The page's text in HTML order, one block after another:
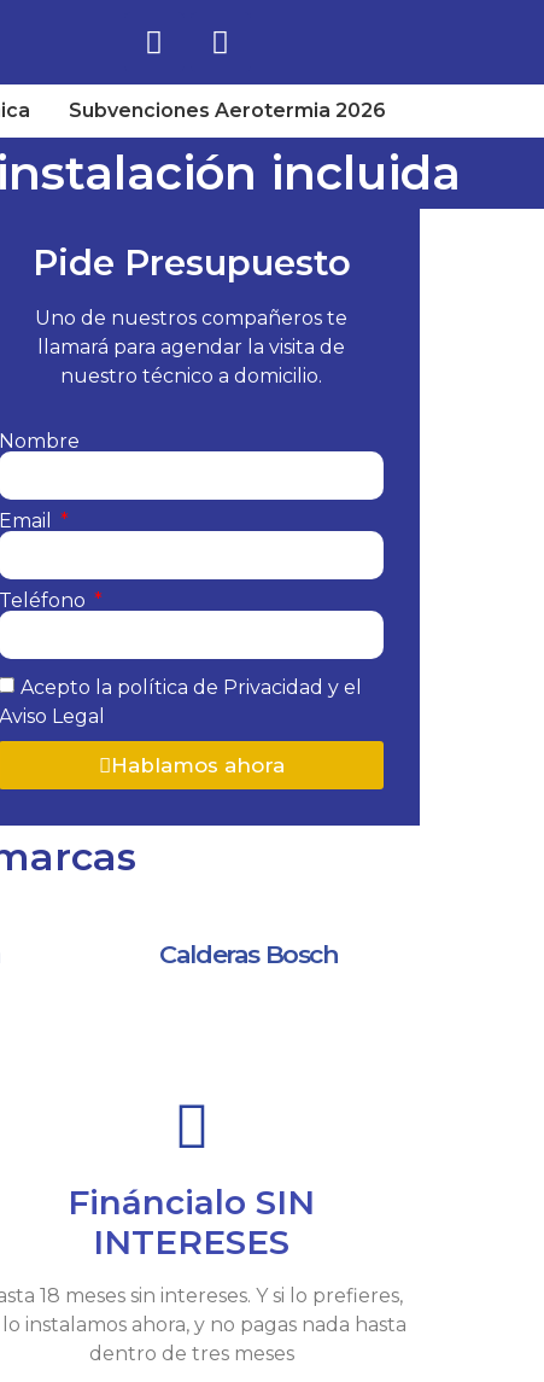
Subvenciones Aerotermia 2026
incluida
Pide Presupuesto
Uno de nuestros compañeros te
llamará para agendar la visita de
nuestro técnico a domicilio.
Nombre
Email
Teléfono
Acepto la política de Privacidad y el
Aviso Legal
Hablamos ahora
Calderas Bosch
Fináncialo SIN
INTERESES
18 meses sin intereses. Y si lo prefieres,
instalamos ahora, y no pagas nada hasta
dentro de tres meses